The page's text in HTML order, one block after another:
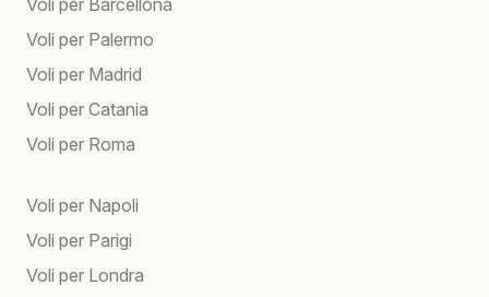
Voli per Palermo
Voli per Madrid
Voli per Catania
Voli per Roma
Voli per Napoli
Voli per Parigi
Voli per Londra